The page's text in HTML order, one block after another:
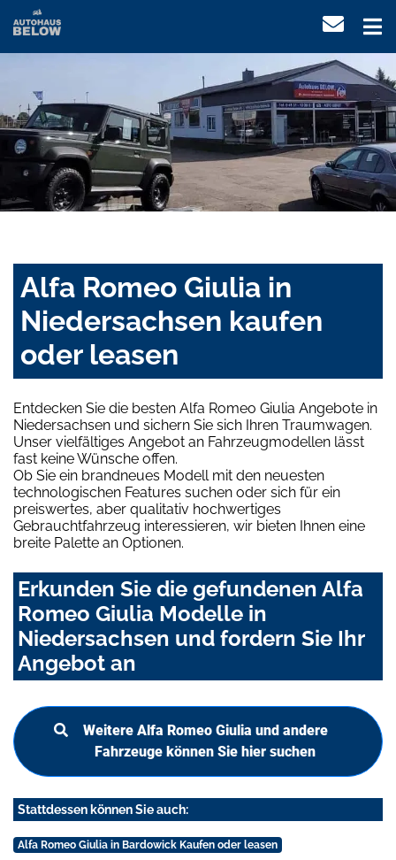
Alfa Romeo Giulia in
Niedersachsen kaufen
oder leasen
Entdecken Sie die besten Alfa Romeo Giulia Angebote in
Niedersachsen und sichern Sie sich Ihren Traumwagen.
Unser vielfältiges Angebot an Fahrzeugmodellen lässt
fast keine Wünsche offen.
Ob Sie ein brandneues Modell mit den neuesten
technologischen Features suchen oder sich für ein
preiswertes, aber qualitativ hochwertiges
Gebrauchtfahrzeug interessieren, wir bieten Ihnen eine
breite Palette an Optionen.
Erkunden Sie die gefundenen Alfa
Romeo Giulia Modelle in
Niedersachsen und fordern Sie Ihr
Angebot an
Weitere Alfa Romeo Giulia und andere
Fahrzeuge können Sie hier suchen
Stattdessen können Sie auch:
Alfa Romeo Giulia in Bardowick Kaufen oder leasen